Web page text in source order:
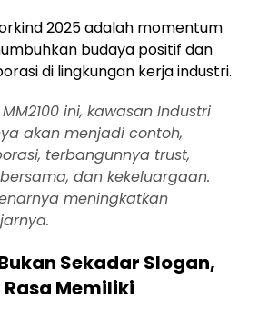
2025 adalah momentum
budaya positif dan
di lingkungan kerja industri.
ini, kawasan Industri
akan menjadi contoh,
terbangunnya trust,
dan kekeluargaan.
meningkatkan
Sekadar Slogan,
Memiliki